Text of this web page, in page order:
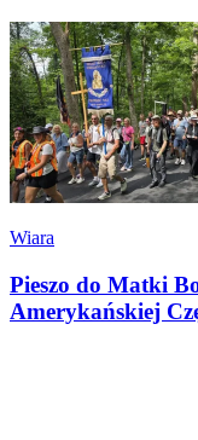
Wiara
Pieszo do Matki
Amerykańskiej